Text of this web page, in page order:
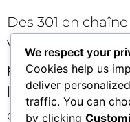
Des 301 en
Vary mal réglés
par géo créent
l’instabilité pour
chemins critiques,
We respect your
Cookies help us
deliver
traffic. You can
by clicking